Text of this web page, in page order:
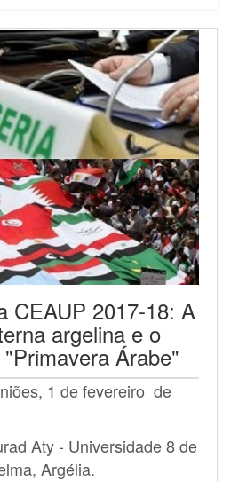
CEAUP 2017-18: A
argelina e o
Árabe"
1 de fevereiro de
Aty - Universidade 8 de
Argélia.